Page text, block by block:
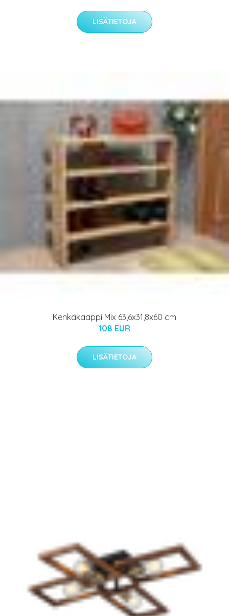
LISÄTIETOJA
Kenkäkaappi Mix 63,6x31,8x60 cm
108 EUR
LISÄTIETOJA